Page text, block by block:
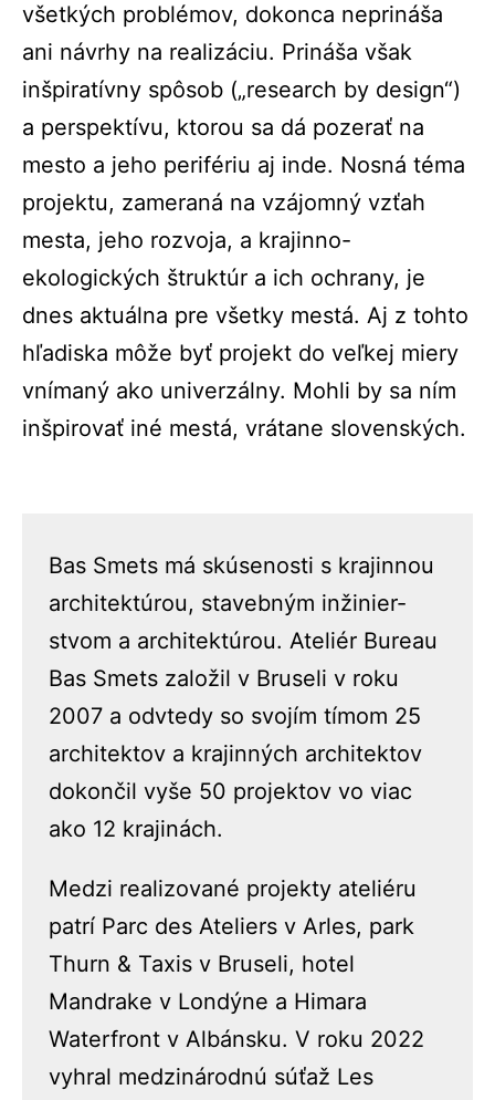
všetkých problémov, dokonca neprináša
ani návrhy na realizáciu. Prináša však
inšpiratívny spôsob („research by design“)
a perspektívu, ktorou sa dá pozerať na
mesto a jeho perifériu aj inde. Nosná téma
projektu, zameraná na vzájomný vzťah
mesta, jeho rozvoja, a krajinno-
ekologických štruktúr a ich ochrany, je
dnes aktuálna pre všetky mestá. Aj z tohto
hľadiska môže byť projekt do veľkej miery
vnímaný ako univerzálny. Mohli by sa ním
inšpirovať iné mestá, vrátane slovenských.
Bas Smets má skúsenosti s krajinnou
architektúrou, stavebným inžinier-
stvom a architektúrou. Ateliér Bureau
Bas Smets založil v Bruseli v roku
2007 a odvtedy so svojím tímom 25
architektov a krajinných architektov
dokončil vyše 50 projektov vo viac
ako 12 krajinách.
Medzi realizované projekty ateliéru
patrí Parc des Ateliers v Arles, park
Thurn & Taxis v Bruseli, hotel
Mandrake v Londýne a Himara
Waterfront v Albánsku. V roku 2022
vyhral medzinárodnú súťaž Les